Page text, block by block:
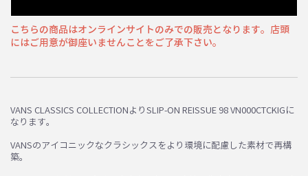
こちらの商品はオンラインサイトのみでの販売となります。店頭
にはご用意が御座いませんことをご了承下さい。
VANS CLASSICS COLLECTIONよりSLIP-ON REISSUE 98 VN000CTCKIGに
なります。
VANSのアイコニックなクラシックスをより環境に配慮した素材で再構
築。